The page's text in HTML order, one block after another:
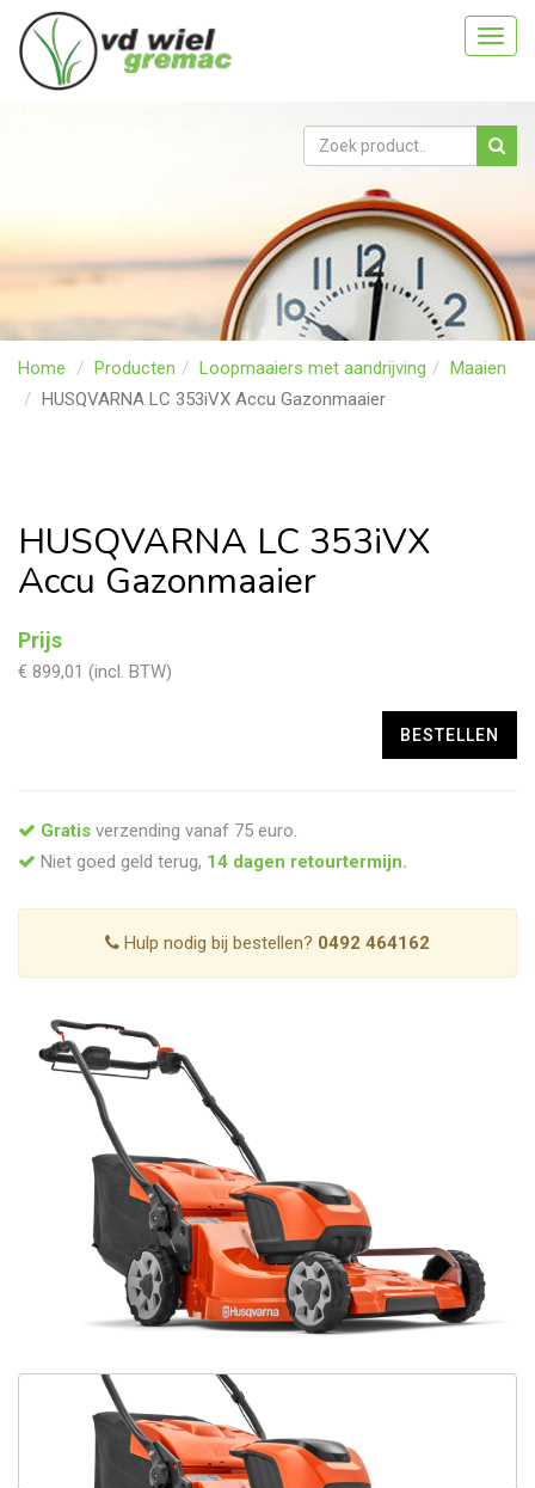
Home Producten Loopmaaiers met aandrijving
Maaien
HUSQVARNA LC 353iVX Accu Gazonmaaier
HUSQVARNA LC 353iVX
Accu Gazonmaaier
Prijs
€ 899,01 (incl. BTW)
Gratis verzending vanaf 75 euro.
Niet goed geld terug, 14 dagen retourtermijn.
Hulp nodig bij bestellen? 0492 464162